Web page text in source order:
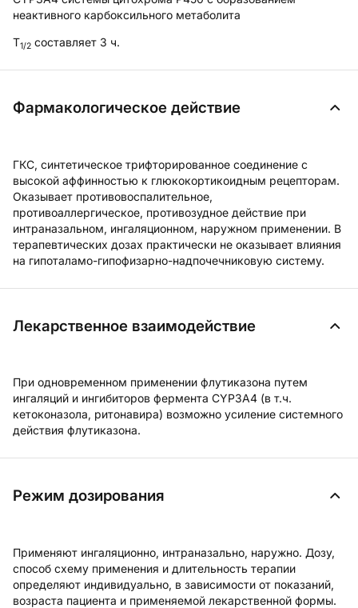
неактивного карбоксильного метаболита
T1/2 составляет 3 ч.
Фармакологическое действие
ГКС, синтетическое трифторированное соединение с
высокой аффинностью к глюкокортикоидным рецепторам.
Оказывает противовоспалительное,
противоаллергическое, противозудное действие при
интраназальном, ингаляционном, наружном применении. В
терапевтических дозах практически не оказывает влияния
на гипоталамо-гипофизарно-надпочечниковую систему.
Лекарственное взаимодействие
При одновременном применении флутиказона путем
ингаляций и ингибиторов фермента CYP3A4 (в т.ч.
кетоконазола, ритонавира) возможно усиление системного
действия флутиказона.
Режим дозирования
Применяют ингаляционно, интраназально, наружно. Дозу,
способ схему применения и длительность терапии
определяют индивидуально, в зависимости от показаний,
возраста пациента и применяемой лекарственной формы.